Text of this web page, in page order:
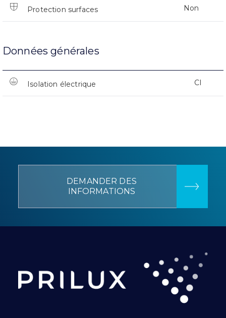
Protection surfaces Non
Données générales
Isolation électrique CI
DEMANDER DES
INFORMATIONS